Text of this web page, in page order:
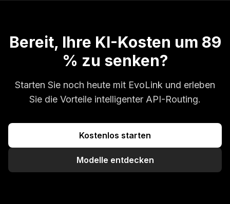
Bereit, Ihre KI-Kosten um 89
% zu senken?
Starten Sie noch heute mit EvoLink und erleben
Sie die Vorteile intelligenter API-Routing.
Kostenlos starten
Modelle entdecken